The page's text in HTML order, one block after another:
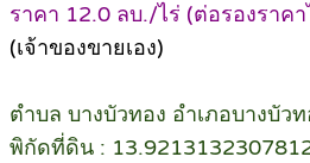
ราคา 12.0 ลบ./ไร่ (ต่อรองราคา
(เจ้าของขายเอง)
ตำบล บางบัวทอง อำเภอบางบัว
พิกัดที่ดิน :